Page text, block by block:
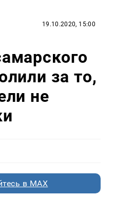
19.10.2020, 15:00
за то,
не
в MAX